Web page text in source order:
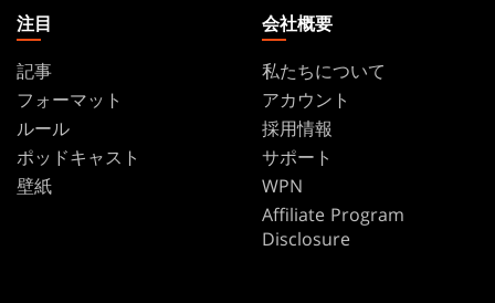
注目
記事
フォーマット
ルール
ポッドキャスト
壁紙
会社概要
私たちについて
アカウント
採用情報
サポート
WPN
Affiliate Program
Disclosure